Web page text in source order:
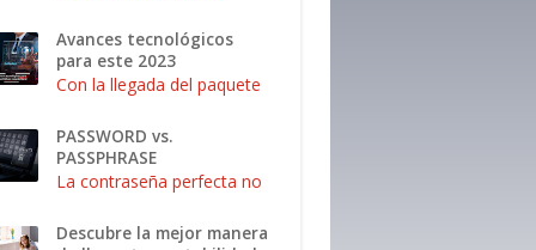
en la que a través de
aplicaciones a las cuales
se puede entrar mediante
cualquier disposit...
Avances tecnológicos
para este 2023
Con la llegada del paquete
poniendo en marcha la
búsqueda de nuevos retos
y de igual manera
tecnologías que nos
PASSWORD vs.
PASSPHRASE
La contraseña perfecta no
para crear una difícil de
Descubre la mejor manera